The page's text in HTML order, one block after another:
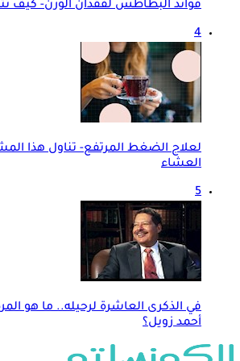
فوائد البطاطس لفقدان الوزن- كيف
4
لعلاج الضغط المرتفع- تناول هذا
العشاء
5
في الذكرى العاشرة لرحيله.. ما هو
أحمد زويل؟